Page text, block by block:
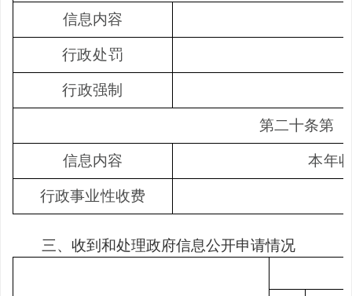
信息内容
行政处罚
行政强制
第二十条第
信息内容 本年
行政事业性收费
三、收到和处理政府信息公开申请情况